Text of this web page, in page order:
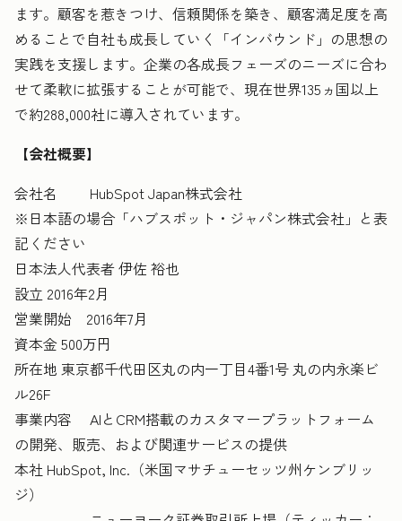
ます。顧客を惹きつけ、信頼関係を築き、顧客満足度を高
めることで自社も成長していく「インバウンド」の思想の
実践を支援します。企業の各成長フェーズのニーズに合わ
せて柔軟に拡張することが可能で、現在世界135ヵ国以上
で約288,000社に導入されています。
【会社概要】
会社名 HubSpot Japan株式会社
※日本語の場合「ハブスポット・ジャパン株式会社」と表
記ください
日本法人代表者 伊佐 裕也
設立 2016年2月
営業開始 2016年7月
資本金 500万円
所在地 東京都千代田区丸の内一丁目4番1号 丸の内永楽ビ
ル26F
事業内容 AIとCRM搭載のカスタマープラットフォーム
の開発、販売、および関連サービスの提供
本社 HubSpot, Inc.（米国マサチューセッツ州ケンブリッ
ジ）